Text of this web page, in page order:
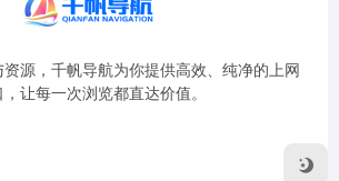
源，千帆导航为你提供高效、纯净的上网
，让每一次浏览都直达价值。